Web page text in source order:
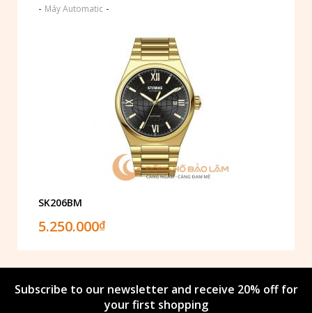
- Máy Automatic -
SK206BM
5.250.000₫
Subscribe to our newsletter and receive 20% off for
your first shopping